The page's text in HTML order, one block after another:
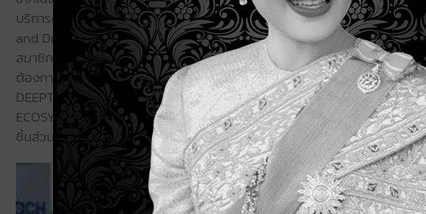
บริการต่างๆ อาทิ Thailand i4.0 index, ศูนย์การเรียนรู้ SMC @NECTEC
and Drive Testing, บริการยื่นขอรับการส่งเสริมมาตรการ Industry 4.0 ตา
สมาชิก โดยจะได้รับสิทธิพิเศษต่างๆ ในการสัมมนาหัวข้อ SMART
ต้องการของลูกค้าและการแข่งขันภายใต้สภาวะของการเปลี่ยนแปลงที่เกิดขึ้นอย่
DEEPTECHNOLOGY และ 5G โดยผู้บริหารจากองค์กรชั้นนำร่วมแชร์ผลิตภั
ECOSYSTEM เมื่อวันที่ 20 พฤษภาคม 2565 ในงาน INTERMACH &
ชิ้นส่วนชั้นนำของอาเซียน ณ ศูนย์นิทรรศการและการประชุมไบเทค บางนา